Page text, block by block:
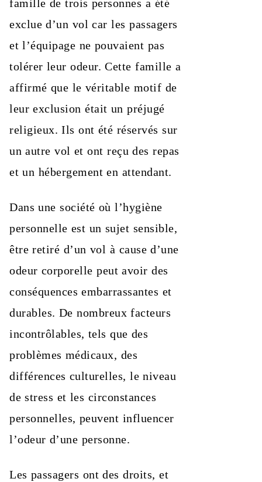
famille de trois personnes a été
exclue d’un vol car les passagers
et l’équipage ne pouvaient pas
tolérer leur odeur. Cette famille a
affirmé que le véritable motif de
leur exclusion était un préjugé
religieux. Ils ont été réservés sur
un autre vol et ont reçu des repas
et un hébergement en attendant.
Dans une société où l’hygiène
personnelle est un sujet sensible,
être retiré d’un vol à cause d’une
odeur corporelle peut avoir des
conséquences embarrassantes et
durables. De nombreux facteurs
incontrôlables, tels que des
problèmes médicaux, des
différences culturelles, le niveau
de stress et les circonstances
personnelles, peuvent influencer
l’odeur d’une personne.
Les passagers ont des droits, et